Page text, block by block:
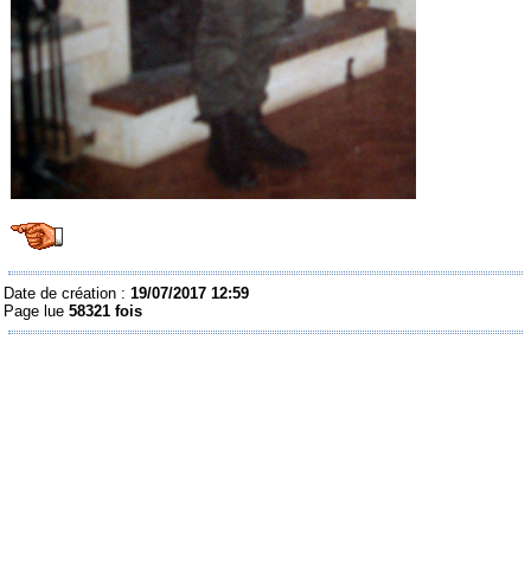
Date de création :19/07/2017 12:59
Page lue58321 fois